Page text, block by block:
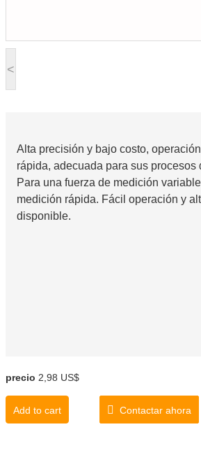
<
Alta precisión y bajo costo,
rápida, adecuada para sus procesos
Para una fuerza de medición
medición rápida. Fácil operación y
disponible.
precio 2,98 US$
Add to cart Contactar ahora